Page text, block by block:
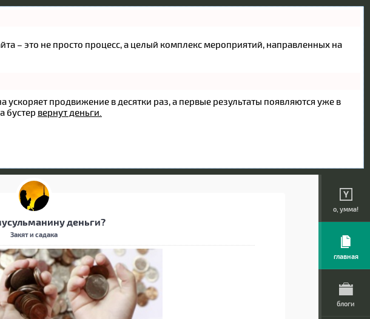
– это не просто процесс, а целый комплекс мероприятий, направленных на
ускоряет продвижение в десятки раз, а первые результаты появляются уже в
бустер вернут деньги.
о, умма!
главная
блоги
деньги?
Закят и садака